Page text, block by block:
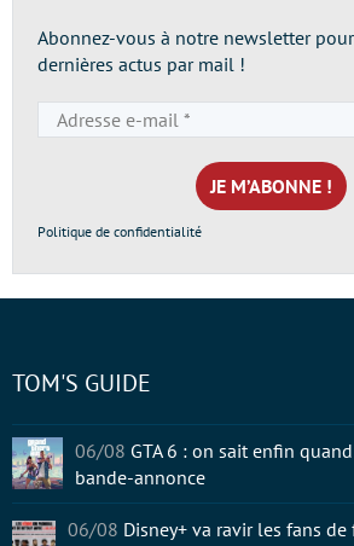
Abonnez-vous à notre newsletter
dernières actus par mail !
e-
mail
*
Politique de confidentialité
TOM'S GUIDE
06/08 GTA 6 : on sait enfin
bande-annonce
06/08 Disney+ va ravir les fans